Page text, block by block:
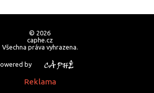
© 2026
caphe.cz
Všechna práva vyhrazena.
by
Reklama